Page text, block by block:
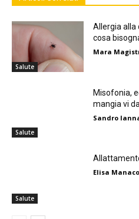
Salute
Allergia alla
cosa
Mara
Salute
Misofonia,
mangia vi
Sandro
Salute
Elisa